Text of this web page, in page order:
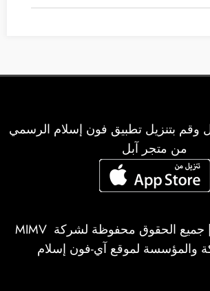
بتنزيل تطبيق فون إسلام الرسمي
من متجر آبل
MIMV
والمؤسسة لموقع آي-فون إسلام